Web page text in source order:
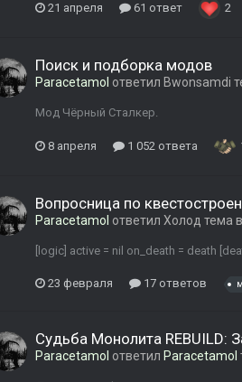
21 апреля 61 ответ 2
Поиск и подборка модов
Paracetamol ответил Bwonsamdi
Мод Чёрный Сталкер.
8 апреля 1 052 ответа
Вопросница по
Paracetamol ответил Холод тема в
[logic] active = nil on_death = death
23 февраля 17 ответов
Судьба Монолита REBUILD:
Paracetamol ответил Paracetamol